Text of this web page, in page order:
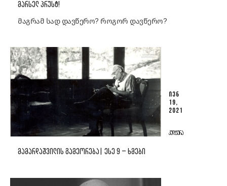
ᲛᲐᲠᲡᲔᲚ ᲞᲠᲣᲡᲢ!
მაგრამ სად დავწერო? როგორ დავწერო?
ᲘᲕᲜ
19,
2021
ᲙᲣᲚᲢᲣᲠᲐ
ᲛᲐᲛᲐᲠᲓᲐᲨᲕᲘᲚᲘᲡ ᲒᲐᲛᲔᲝᲠᲔᲑᲐ| ᲔᲡᲔ 9 – ᲮᲛᲔᲑᲘ